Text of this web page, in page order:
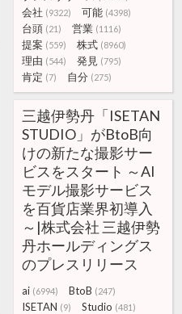
会社 (9322) 可能 (4398)
台頭 (21) 営業 (1116)
提案 (559) 株式 (8960)
理由 (544) 発見 (795)
肯定 (7) 自分 (275)
三越伊勢丹「ISETAN
STUDIO」がBtoB向
けの新たな撮影サー
ビスをスタート ～AI
モデル撮影サービス
を百貨店業界初導入
～|株式会社 三越伊勢
丹ホールディングス
のプレスリリース
ai (6994) BtoB (247)
ISETAN (9) Studio (481)